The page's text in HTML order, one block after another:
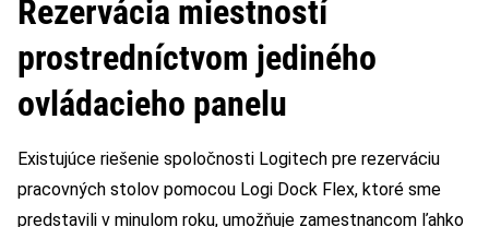
Rezervácia miestností
prostredníctvom jediného
ovládacieho panelu
Existujúce riešenie spoločnosti Logitech pre rezerváciu
pracovných stolov pomocou Logi Dock Flex, ktoré sme
predstavili v minulom roku, umožňuje zamestnancom ľahko